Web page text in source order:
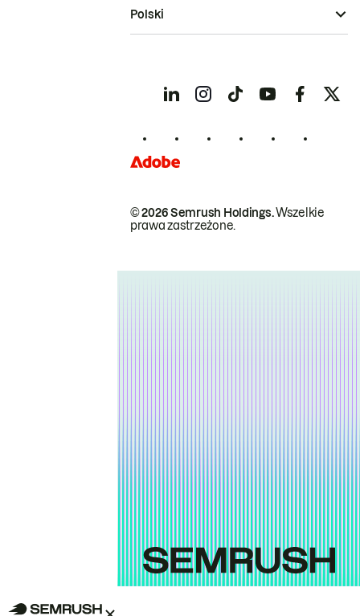
© 2026 Semrush Holdings.Wszelkie
prawa zastrzeżone.
Polski